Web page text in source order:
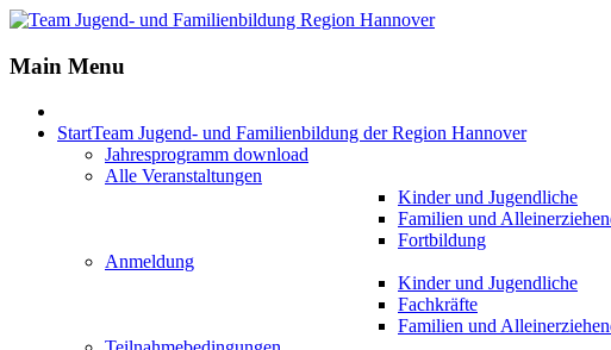
Main Menu
StartTeam Jugend- und Familienbildung der Region Hannover
Jahresprogramm download
Alle Veranstaltungen
Kinder und Jugendliche
Familien und
Fortbildung
Anmeldung
Kinder und Jugendliche
Fachkräfte
Familien und